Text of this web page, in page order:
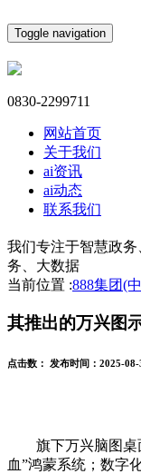
Toggle navigation
0830-2299711
网站首页
关于我们
ai资讯
ai动态
联系我们
我们专注于智慧政
务、大数据
当前位置 :888集团(
其推出的万兴图
点击数： 发布时间： 2025-
旗下万兴脑图桌面
血”鸿蒙系统；数字